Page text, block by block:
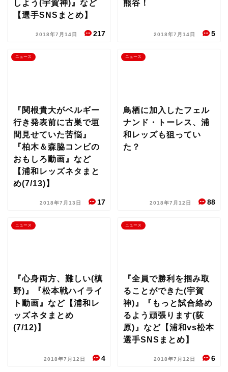
しよう(宇賀神)』など
【選手SNSまとめ】
2018年7月14日 217
熊谷！
2018年7月14日 5
ニュース
『関根貴大がベルギー
行き発表前に古巣で垣
間見せていた苦悩』
『柏木＆森脇コンビの
おもしろ動画』など
【浦和レッズネタまと
め(7/13)】
2018年7月13日 17
ニュース
鳥栖に加入したフェル
ナンド・トーレス、浦
和レッズも狙ってい
た？
2018年7月12日 88
ニュース
『心身両方、難しい(槙
野)』『松本戦ハイライ
ト動画』など【浦和レ
ッズネタまとめ
(7/12)】
2018年7月12日 4
ニュース
『全員で勝利を掴み取
ることができた(宇賀
神)』『もっと試合絡め
るよう頑張ります(荻
原)』など【浦和vs松本
選手SNSまとめ】
2018年7月12日 6